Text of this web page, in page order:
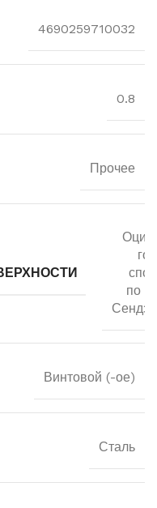
4690259710032
0.8
Прочее
по
Винтовой (-ое)
Сталь